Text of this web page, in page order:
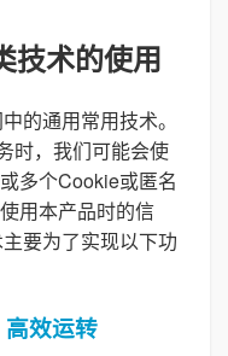
技术的使用
的通用常用技术。
时，我们可能会使
多个Cookie或匿名
用本产品时的信
要为了实现以下功
效运转